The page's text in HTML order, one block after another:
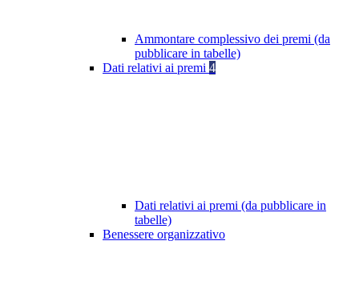
Ammontare complessivo dei premi (da
pubblicare in tabelle)
Dati relativi ai premi 4
Dati relativi ai premi (da pubblicare in
tabelle)
Benessere organizzativo